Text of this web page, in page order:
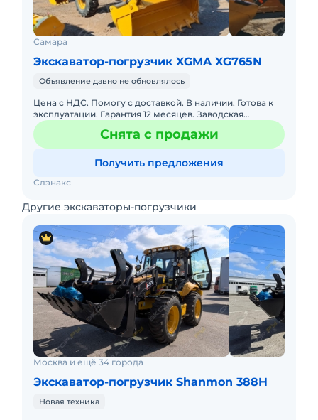
Самара
Экскаватор-погрузчик XGMA XG765N
Объявление давно не обновлялось
Цена с НДС. Помогу с доставкой. В наличии. Готова к
эксплуатации. Гарантия 12 месяцев. Заводская
гарантия. Склад запасных частей. Подбор
комплектации. ДоставкаСнята с продажи
Получить предложения
Слэнакс
Другие экскаваторы-погрузчики
Москва и ещё 34 города
Экскаватор-погрузчик Shanmon 388H
Новая техника